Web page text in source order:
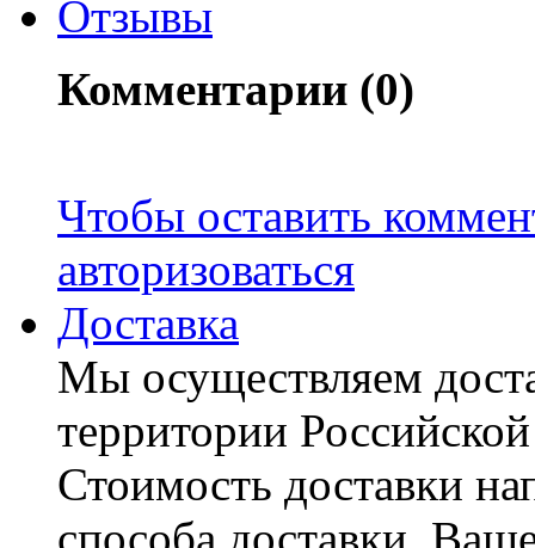
Отзывы
Комментарии (0)
Чтобы оставить
авторизоваться
Доставка
Мы осуществляем
территории
Стоимость доставки
способа доставки,